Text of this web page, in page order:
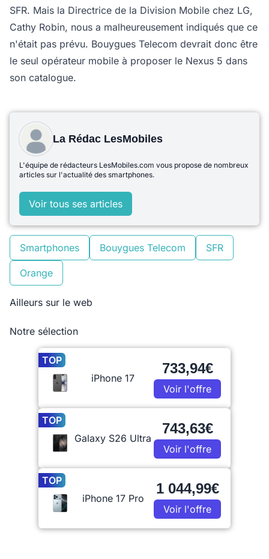
SFR. Mais la Directrice de la Division Mobile chez LG,
Cathy Robin, nous a malheureusement indiqués que ce
n'était pas prévu. Bouygues Telecom devrait donc être
le seul opérateur mobile à proposer le Nexus 5 dans
son catalogue.
La Rédac LesMobiles
L'équipe de rédacteurs LesMobiles.com vous propose de nombreux
articles sur l'actualité des smartphones.
Voir tous ses articles
Smartphones Bouygues Telecom SFR
Orange
Ailleurs sur le web
Notre sélection
TOP
iPhone 17
733,94€
Voir l'offre
TOP
Galaxy S26 Ultra
743,63€
Voir l'offre
TOP
iPhone 17 Pro
1 044,99€
Voir l'offre